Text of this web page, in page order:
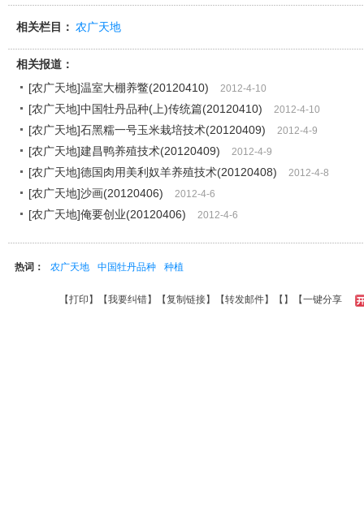
相关栏目： 农广天地
相关报道：
[农广天地]温室大棚养鳖(20120410)
2012-4-10
[农广天地]中国牡丹品种(上)传统篇(20120410) 2012-4-10
[农广天地]石黑糯一号玉米栽培技术(20120409) 2012-4-9
[农广天地]建昌鸭养殖技术(20120409) 2012-4-9
[农广天地]德国肉用美利奴羊养殖技术(20120408) 2012-4-8
[农广天地]沙画(20120406) 2012-4-6
[农广天地]俺要创业(20120406) 2012-4-6
热词： 农广天地 中国牡丹品种 种植
【打印 】【我要纠错】【复制链接】【转发邮件】【 】 【一键分享